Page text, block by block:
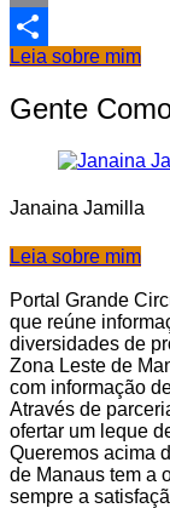
Email
Share
Leia sobre mim
Gente
Janaina Jamilla
Leia sobre mim
Portal Grande
que reúne
diversidades de
Zona Leste de
com informação
Através de
ofertar um leque
Queremos acima
de Manaus tem a
sempre a